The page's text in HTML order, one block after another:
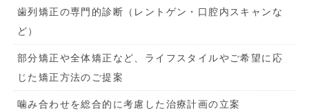
歯列矯正の専門的診断（レントゲン・口腔内スキャンな
ど）
部分矯正や全体矯正など、ライフスタイルやご希望に応
じた矯正方法のご提案
噛み合わせを総合的に考慮した治療計画の立案